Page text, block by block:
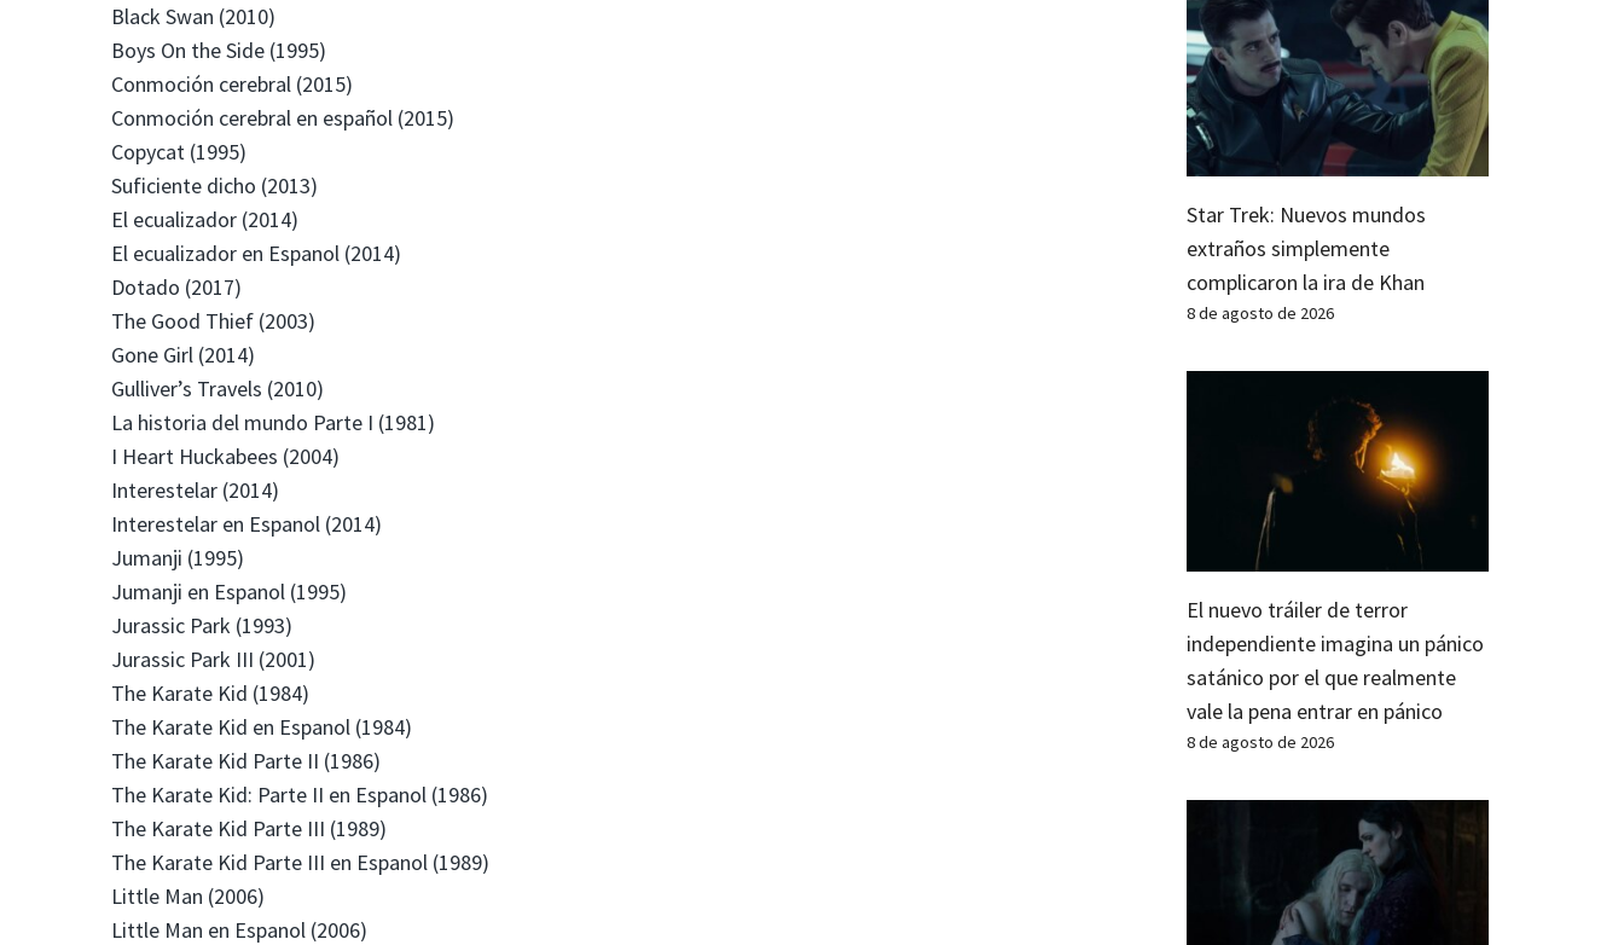
Black Swan (2010)
Boys On the Side (1995)
Conmoción cerebral (2015)
Conmoción cerebral en español (2015)
Copycat (1995)
Suficiente dicho (2013)
El ecualizador (2014)
El ecualizador en Espanol (2014)
Dotado (2017)
The Good Thief (2003)
Gone Girl (2014)
Gulliver’s Travels (2010)
La historia del mundo Parte I (1981)
I Heart Huckabees (2004)
Interestelar (2014)
Interestelar en Espanol (2014)
Jumanji (1995)
Jumanji en Espanol (1995)
Jurassic Park (1993)
Jurassic Park III (2001)
The Karate Kid (1984)
The Karate Kid en Espanol (1984)
The Karate Kid Parte II (1986)
The Karate Kid: Parte II en Espanol (1986)
The Karate Kid Parte III (1989)
The Karate Kid Parte III en Espanol (1989)
Little Man (2006)
Little Man en Espanol (2006)
Star Trek: Nuevos mundos
extraños simplemente
complicaron la ira de Khan
8 de agosto de 2026
El nuevo tráiler de terror
independiente imagina un pánico
satánico por el que realmente
vale la pena entrar en pánico
8 de agosto de 2026